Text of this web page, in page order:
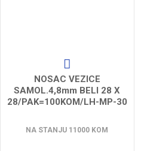
NOSAC VEZICE
SAMOL.4,8mm BELI 28 X
28/PAK=100KOM/LH-MP-30
NA STANJU 11000 KOM